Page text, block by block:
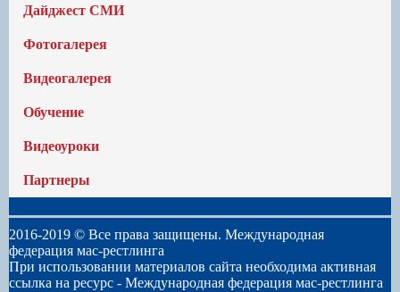
Дайджест СМИ
Фотогалерея
Видеогалерея
Обучение
Видеоуроки
Партнеры
2016-2019 © Все права защищены. Международная
федерация мас-рестлинга
При использовании материалов сайта необходима активная
ссылка на ресурс - Международная федерация мас-рестлинга